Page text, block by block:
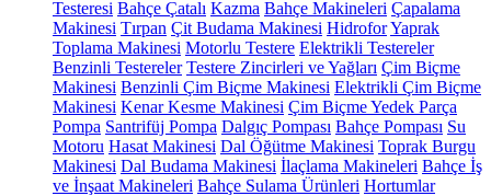
Testeresi Bahçe Çatalı Kazma Bahçe Makineleri Çapalama
Makinesi Tırpan Çit Budama Makinesi HidroforYaprak
Toplama Makinesi Motorlu Testere Elektrikli Testereler
Benzinli Testereler Testere Zincirleri ve Yağları Çim Biçme
Makinesi Benzinli Çim Biçme Makinesi Elektrikli Çim Biçme
Makinesi Kenar Kesme Makinesi Çim Biçme Yedek Parça
Pompa Santrifüj Pompa Dalgıç Pompası Bahçe Pompası Su
Motoru Hasat Makinesi Dal Öğütme Makinesi Toprak Burgu
Makinesi Dal Budama Makinesi İlaçlama Makineleri Bahçe İş
ve İnşaat Makineleri Bahçe Sulama Ürünleri Hortumlar